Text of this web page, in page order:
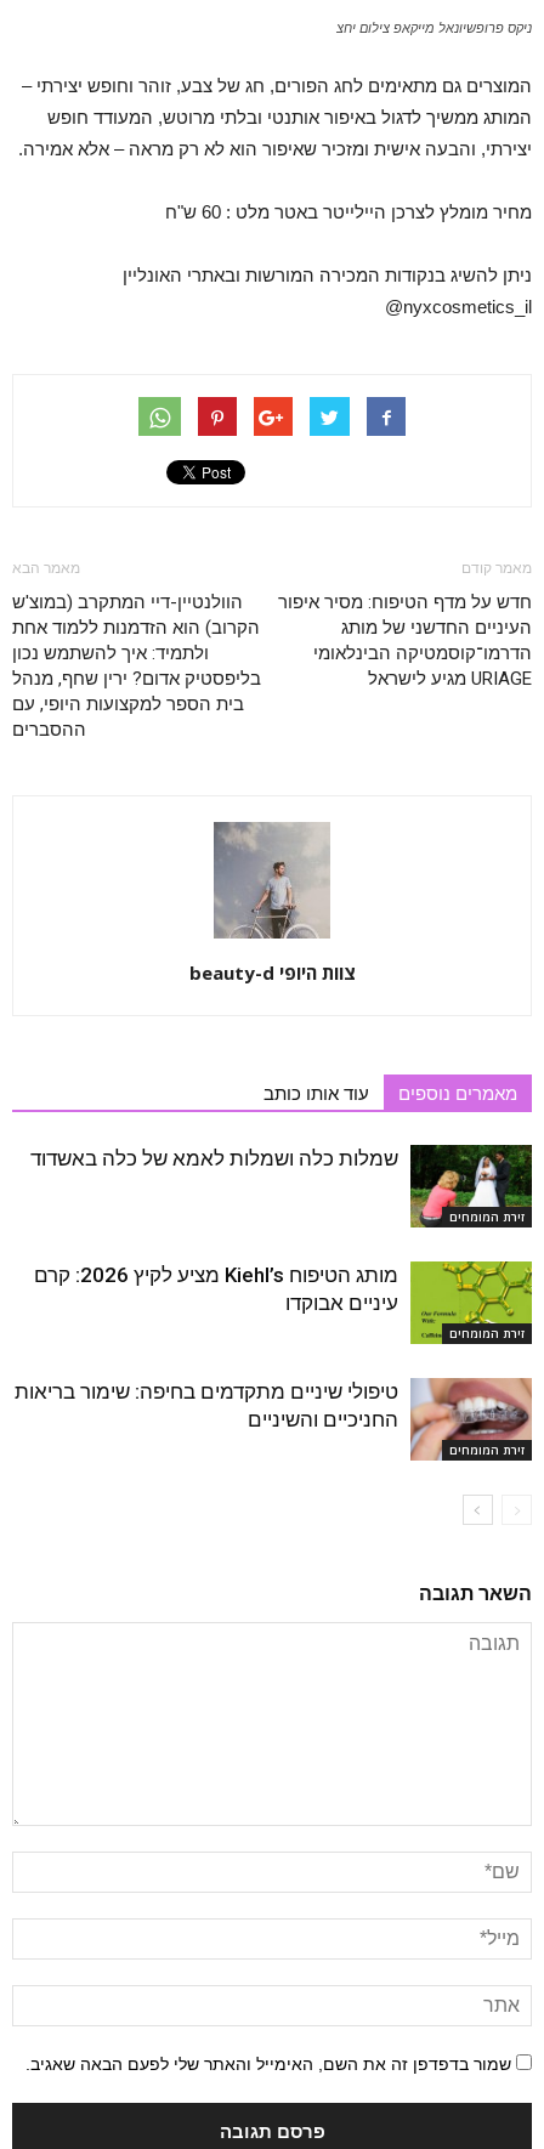
ניקס פרופשיונאל מייקאפ צילום יחצ
המוצרים גם מתאימים לחג הפורים, חג של צבע, זוהר וחופש יצירתי –
המותג ממשיך לדגול באיפור אותנטי ובלתי מרוטש, המעודד חופש
יצירתי, והבעה אישית ומזכיר שאיפור הוא לא רק מראה – אלא אמירה.
מחיר מומלץ לצרכן היילייטר באטר מלט : 60 ש"ח
ניתן להשיג בנקודות המכירה המורשות ובאתרי האונליין
nyxcosmetics_il@
מאמר קודם
חדש על מדף הטיפוח: מסיר איפור
העיניים החדשני של מותג
הדרמו־קוסמטיקה הבינלאומי
URIAGE מגיע לישראל
מאמר הבא
הוולנטיין-דיי המתקרב (במוצ'ש
הקרוב) הוא הזדמנות ללמוד אחת
ולתמיד: איך להשתמש נכון
בליפסטיק אדום? ירין שחף, מנהל
בית הספר למקצועות היופי, עם
ההסברים
צוות היופי beauty-d
מאמרים נוספים עוד אותו כותב
זירת המומחים
שמלות כלה ושמלות לאמא של כלה באשדוד
זירת המומחים
מותג הטיפוח Kiehl’s מציע לקיץ 2026: קרם
עיניים אבוקדו
זירת המומחים
טיפולי שיניים מתקדמים בחיפה: שימור בריאות
החניכיים והשיניים
השאר תגובה
שמור בדפדפן זה את השם, האימייל והאתר שלי לפעם הבאה שאגיב.